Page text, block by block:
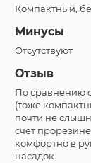
Компактный,
Минусы
Отсутствуют
Отзыв
По сравнению
(тоже
почти не
счет
комфортно в
насадок